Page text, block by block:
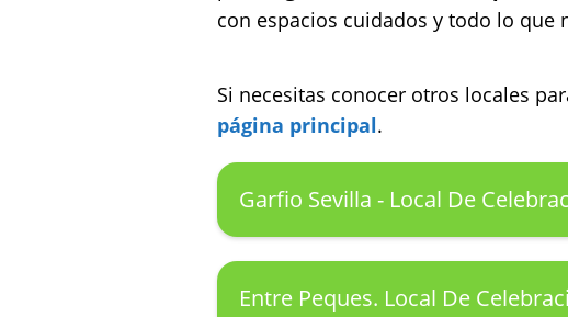
con espacios cuidados y todo lo
Si necesitas conocer otros locales
página principal.
Garfio Sevilla - Local De
Entre Peques. Local De